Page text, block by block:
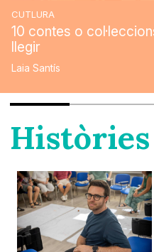
CUTLURA
10 contes o
llegir
Laia Santís